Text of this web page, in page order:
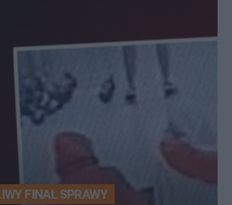
FINAŁ SPRAWY